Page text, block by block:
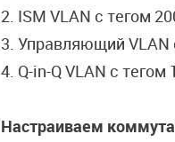
2. ISM VLAN с тегом
3. Управляющий VLAN
4. Q-in-Q VLAN с тегом
Настраиваем